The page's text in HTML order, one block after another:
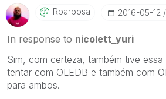
Rbarbosa ‎2016-05-12
In response to nicolett_yuri
Sim, com certeza, também tive
tentar com OLEDB e também com
para ambos.